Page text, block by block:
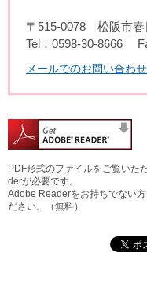
〒515-0078
松阪市
Tel：0598-30-8666
メールでのお問い合わ
PDF形式のファイルをご覧いた
derが必要です。
Adobe Readerをお持ちでない
ださい。（無料）